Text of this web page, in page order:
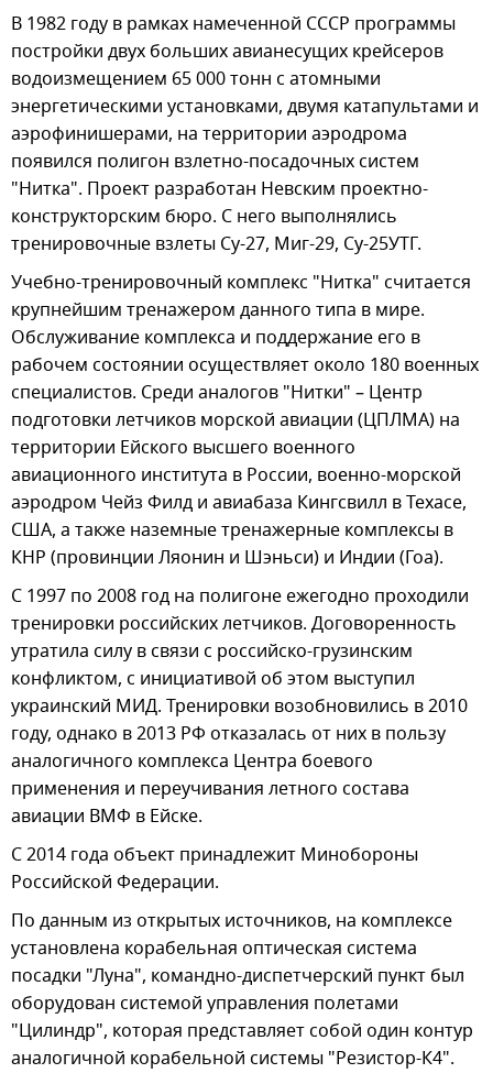
В 1982 году в рамках намеченной СССР программы
постройки двух больших авианесущих крейсеров
водоизмещением 65 000 тонн с атомными
энергетическими установками, двумя катапультами и
аэрофинишерами, на территории аэродрома
появился полигон взлетно-посадочных систем
"Нитка". Проект разработан Невским проектно-
конструкторским бюро. С него выполнялись
тренировочные взлеты Су-27, Миг-29, Су-25УТГ.
Учебно-тренировочный комплекс "Нитка" считается
крупнейшим тренажером данного типа в мире.
Обслуживание комплекса и поддержание его в
рабочем состоянии осуществляет около 180 военных
специалистов. Среди аналогов "Нитки" – Центр
подготовки летчиков морской авиации (ЦПЛМА) на
территории Ейского высшего военного
авиационного института в России, военно-морской
аэродром Чейз Филд и авиабаза Кингсвилл в Техасе,
США, а также наземные тренажерные комплексы в
КНР (провинции Ляонин и Шэньси) и Индии (Гоа).
С 1997 по 2008 год на полигоне ежегодно проходили
тренировки российских летчиков. Договоренность
утратила силу в связи с российско-грузинским
конфликтом, с инициативой об этом выступил
украинский МИД. Тренировки возобновились в 2010
году, однако в 2013 РФ отказалась от них в пользу
аналогичного комплекса Центра боевого
применения и переучивания летного состава
авиации ВМФ в Ейске.
С 2014 года объект принадлежит Минобороны
Российской Федерации.
По данным из открытых источников, на комплексе
установлена корабельная оптическая система
посадки "Луна", командно-диспетчерский пункт был
оборудован системой управления полетами
"Цилиндр", которая представляет собой один контур
аналогичной корабельной системы "Резистор-К4".